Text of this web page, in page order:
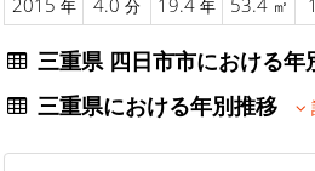
2015 年 4.0 分 19.4 年 53.4 ㎡
三重県 四日市市における
三重県における年別推移